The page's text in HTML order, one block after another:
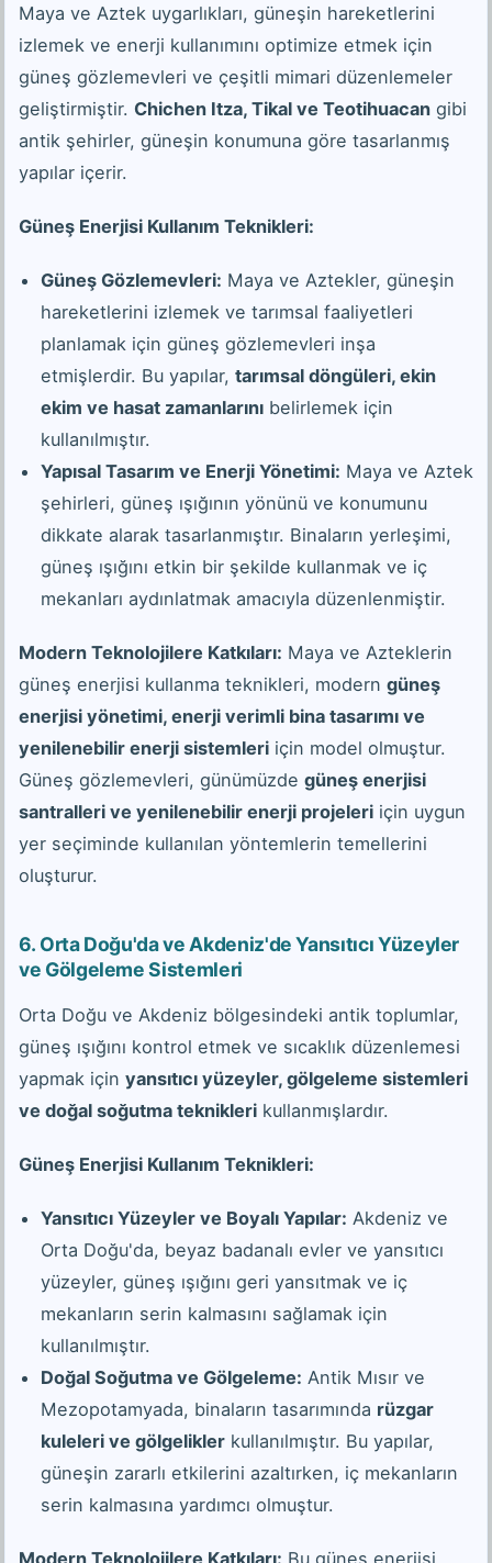
Maya ve Aztek uygarlıkları, güneşin hareketlerini
izlemek ve enerji kullanımını optimize etmek için
güneş gözlemevleri ve çeşitli mimari düzenlemeler
geliştirmiştir. Chichen Itza, Tikal ve Teotihuacan gibi
antik şehirler, güneşin konumuna göre tasarlanmış
yapılar içerir.
Güneş Enerjisi Kullanım Teknikleri:
Güneş Gözlemevleri: Maya ve Aztekler, güneşin
hareketlerini izlemek ve tarımsal faaliyetleri
planlamak için güneş gözlemevleri inşa
etmişlerdir. Bu yapılar, tarımsal döngüleri, ekin
ekim ve hasat zamanlarını belirlemek için
kullanılmıştır.
Yapısal Tasarım ve Enerji Yönetimi: Maya ve Aztek
şehirleri, güneş ışığının yönünü ve konumunu
dikkate alarak tasarlanmıştır. Binaların yerleşimi,
güneş ışığını etkin bir şekilde kullanmak ve iç
mekanları aydınlatmak amacıyla düzenlenmiştir.
Modern Teknolojilere Katkıları: Maya ve Azteklerin
güneş enerjisi kullanma teknikleri, modern güneş
enerjisi yönetimi, enerji verimli bina tasarımı ve
yenilenebilir enerji sistemleri için model olmuştur.
Güneş gözlemevleri, günümüzde güneş enerjisi
santralleri ve yenilenebilir enerji projeleri için uygun
yer seçiminde kullanılan yöntemlerin temellerini
oluşturur.
6. Orta Doğu'da ve Akdeniz'de Yansıtıcı Yüzeyler
ve Gölgeleme Sistemleri
Orta Doğu ve Akdeniz bölgesindeki antik toplumlar,
güneş ışığını kontrol etmek ve sıcaklık düzenlemesi
yapmak için yansıtıcı yüzeyler, gölgeleme sistemleri
ve doğal soğutma teknikleri kullanmışlardır.
Güneş Enerjisi Kullanım Teknikleri:
Yansıtıcı Yüzeyler ve Boyalı Yapılar: Akdeniz ve
Orta Doğu'da, beyaz badanalı evler ve yansıtıcı
yüzeyler, güneş ışığını geri yansıtmak ve iç
mekanların serin kalmasını sağlamak için
kullanılmıştır.
Doğal Soğutma ve Gölgeleme: Antik Mısır ve
Mezopotamyada, binaların tasarımında rüzgar
kuleleri ve gölgelikler kullanılmıştır. Bu yapılar,
güneşin zararlı etkilerini azaltırken, iç mekanların
serin kalmasına yardımcı olmuştur.